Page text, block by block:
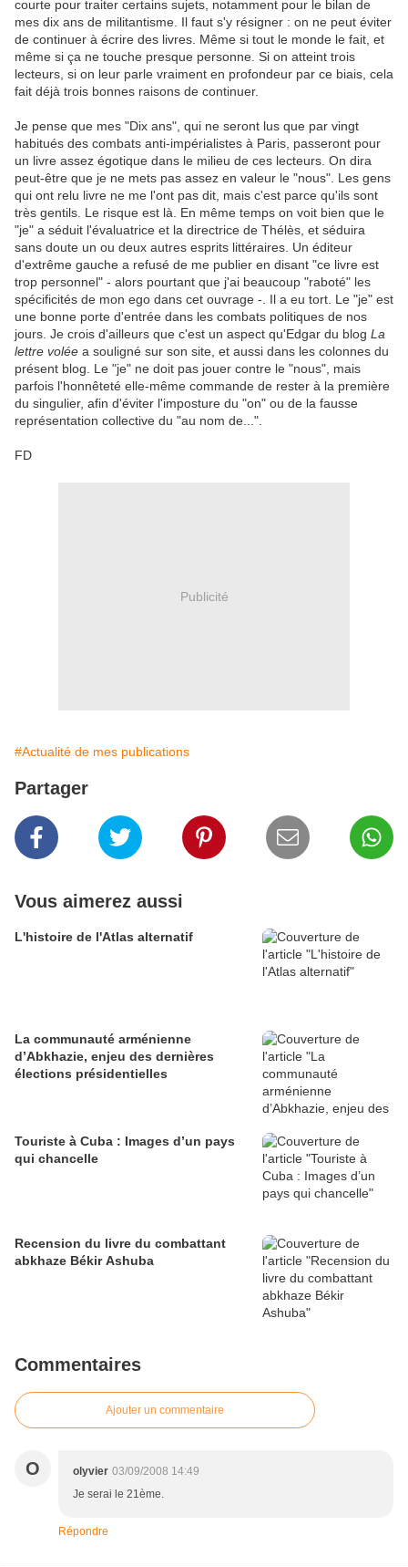
courte pour traiter certains sujets, notamment pour le bilan de
mes dix ans de militantisme. Il faut s'y résigner : on ne peut éviter
de continuer à écrire des livres. Même si tout le monde le fait, et
même si ça ne touche presque personne. Si on atteint trois
lecteurs, si on leur parle vraiment en profondeur par ce biais, cela
fait déjà trois bonnes raisons de continuer.
Je pense que mes "Dix ans", qui ne seront lus que par vingt
habitués des combats anti-impérialistes à Paris, passeront pour
un livre assez égotique dans le milieu de ces lecteurs. On dira
peut-être que je ne mets pas assez en valeur le "nous". Les gens
qui ont relu livre ne me l'ont pas dit, mais c'est parce qu'ils sont
très gentils. Le risque est là. En même temps on voit bien que le
"je" a séduit l'évaluatrice et la directrice de Thélès, et séduira
sans doute un ou deux autres esprits littéraires. Un éditeur
d'extrême gauche a refusé de me publier en disant "ce livre est
trop personnel" - alors pourtant que j'ai beaucoup "raboté" les
spécificités de mon ego dans cet ouvrage -. Il a eu tort. Le "je" est
une bonne porte d'entrée dans les combats politiques de nos
jours. Je crois d'ailleurs que c'est un aspect qu'Edgar du blog La
lettre volée a souligné sur son site, et aussi dans les colonnes du
présent blog. Le "je" ne doit pas jouer contre le "nous", mais
parfois l'honnêteté elle-même commande de rester à la première
du singulier, afin d'éviter l'imposture du "on" ou de la fausse
représentation collective du "au nom de...".
FD
Publicité
#Actualité de mes publications
Partager
Vous aimerez aussi
L'histoire de l'Atlas alternatif
La communauté arménienne
d’Abkhazie, enjeu des dernières
élections présidentielles
Touriste à Cuba : Images d’un pays
qui chancelle
Recension du livre du combattant
abkhaze Békir Ashuba
Commentaires
Ajouter un commentaire
O olyvier 03/09/2008 14:49
Je serai le 21ème.
Répondre